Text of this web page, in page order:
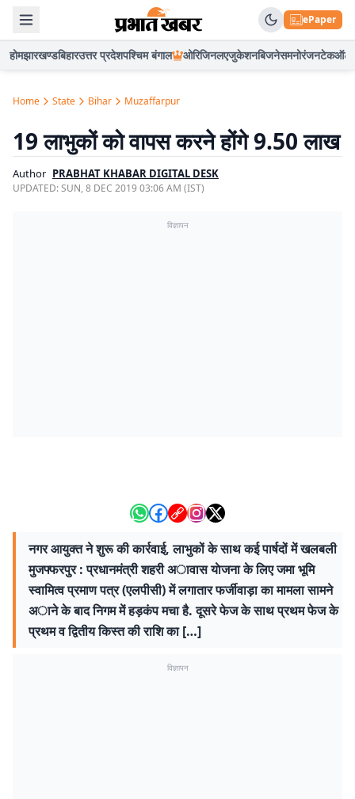
ePaper
होमझारखण्डबिहारउत्तर प्रदेशपश्चिम बंगाल ओरिजिनलएजुकेशनबिजनेसमनोरंजनटेकऑटो
Home State Bihar Muzaffarpur
19 लाभुकों को वापस करने होंगे 9.50 लाख
Author PRABHAT KHABAR DIGITAL DESK
UPDATED:SUN, 8 DEC 2019 03:06 AM (IST)
विज्ञापन
नगर आयुक्त ने शुरू की कार्रवाई, लाभुकों के साथ कई पार्षदों में खलबली
मुजफ्फरपुर : प्रधानमंत्री शहरी अावास याेजना के लिए जमा भूमि
स्वामित्व प्रमाण पत्र (एलपीसी) में लगातार फर्जीवाड़ा का मामला सामने
अाने के बाद निगम में हड़कंप मचा है. दूसरे फेज के साथ प्रथम फेज के
प्रथम व द्वितीय किस्त की राशि का […]
विज्ञापन